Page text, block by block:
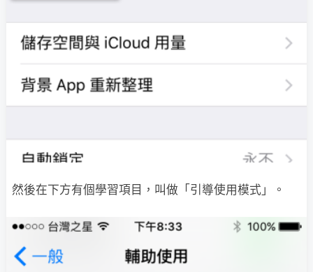
然後在下方有個學習項目，叫做「引導使用模式」。